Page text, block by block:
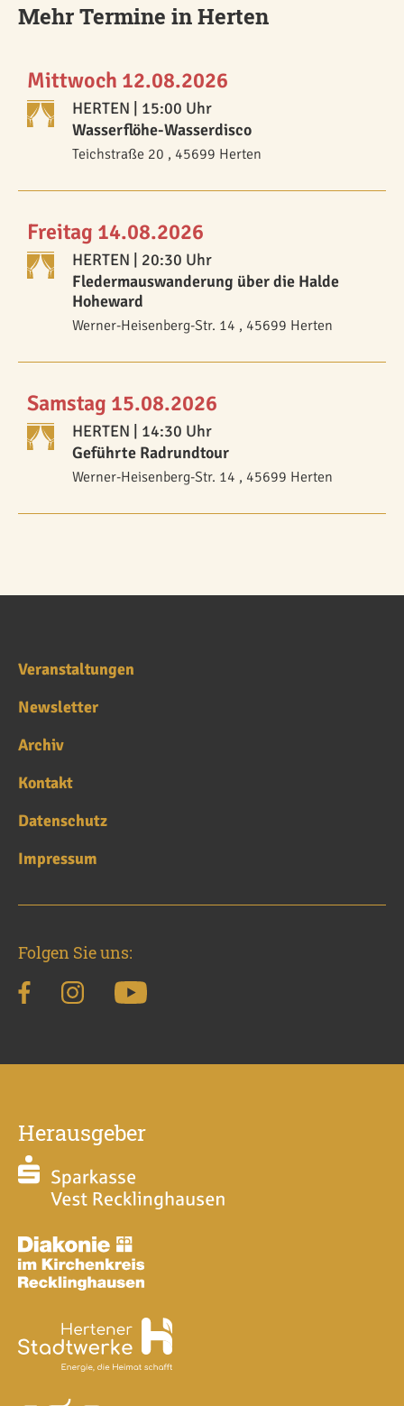
Mehr Termine in Herten
Mittwoch 12.08.2026
HERTEN | 15:00 Uhr
Wasserflöhe-Wasserdisco
Teichstraße 20 , 45699 Herten
Freitag 14.08.2026
HERTEN | 20:30 Uhr
Fledermauswanderung über die Halde
Hoheward
Werner-Heisenberg-Str. 14 , 45699 Herten
Samstag 15.08.2026
HERTEN | 14:30 Uhr
Geführte Radrundtour
Werner-Heisenberg-Str. 14 , 45699 Herten
Veranstaltungen
Newsletter
Archiv
Kontakt
Datenschutz
Impressum
Folgen Sie uns:
Herausgeber